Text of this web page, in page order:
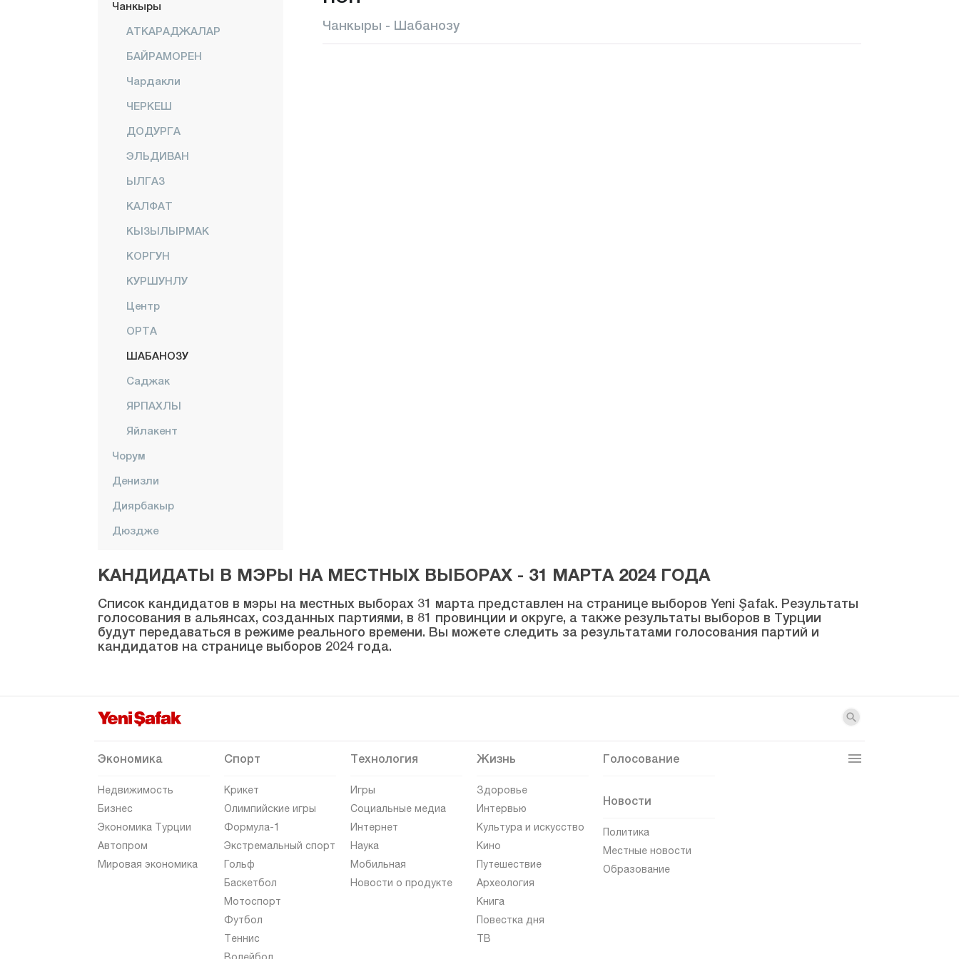
Чанкыры
АТКАРАДЖАЛАР
БАЙРАМОРЕН
Чардакли
ЧЕРКЕШ
ДОДУРГА
ЭЛЬДИВАН
ЫЛГАЗ
КАЛФАТ
КЫЗЫЛЫРМАК
КОРГУН
КУРШУНЛУ
Центр
ОРТА
ШАБАНОЗУ
Саджак
ЯРПАХЛЫ
Яйлакент
Чорум
Денизли
Диярбакыр
Дюздже
Элязыг
Эрзинджан
Эрзурум
Эскишехир
Гюмюшхане
Хаккяри
Ыгдыр
Ыспарта
Кахраманмараш
Чанкыры - Шабанозу
КАНДИДАТЫ В МЭРЫ НА МЕСТНЫХ ВЫБОРАХ - 31 МАРТА 2024 ГОДА
Список кандидатов в мэры на местных выборах 31 марта представлен на странице выборов Yeni Şafak. Результаты
голосования в альянсах, созданных партиями, в 81 провинции и округе, а также результаты выборов в Турции
будут передаваться в режиме реального времени. Вы можете следить за результатами голосования партий и
кандидатов на странице выборов 2024 года.
Экономика
Недвижимость
Бизнес
Экономика Турции
Автопром
Мировая экономика
Спорт
Крикет
Олимпийские игры
Формула-1
Экстремальный спорт
Гольф
Баскетбол
Мотоспорт
Футбол
Теннис
Технология
Игры
Социальные медиа
Интернет
Наука
Мобильная
Новости о продукте
Жизнь
Здоровье
Интервью
Культура и искусство
Кино
Путешествие
Археология
Книга
Повестка дня
ТВ
Голосование
Новости
Политика
Местные новости
Образование